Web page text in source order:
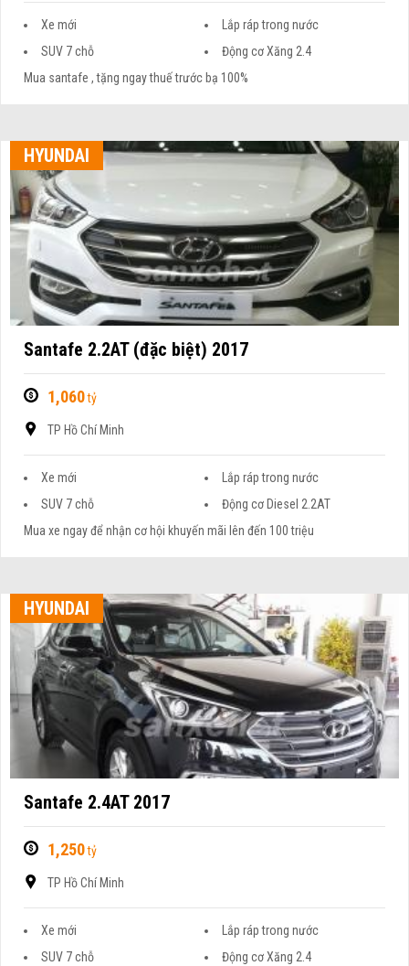
Xe mới
Lắp ráp trong nước
SUV 7 chỗ
Động cơ Xăng 2.4
Mua santafe , tặng ngay thuế trước bạ 100%
HYUNDAI
Santafe 2.2AT (đặc biệt) 2017
1,060tỷ
TP Hồ Chí Minh
Xe mới
Lắp ráp trong nước
SUV 7 chỗ
Động cơ Diesel 2.2AT
Mua xe ngay để nhận cơ hội khuyến mãi lên đến 100 triệu
HYUNDAI
Santafe 2.4AT 2017
1,250tỷ
TP Hồ Chí Minh
Xe mới
Lắp ráp trong nước
SUV 7 chỗ
Động cơ Xăng 2.4